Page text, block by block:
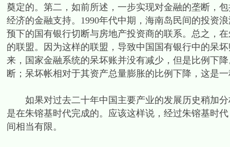
奠定的。第二，如前所述，一步实现对金融的垄断，
经济的金融支持。1990年代中期，海南岛民间的投资
预下的国有银行切断与房地产投资商的联系。总之，
的联盟。因为这样的联盟，导致中国国有银行中的呆
来，国家金融系统的呆坏账并没有减少，但是比例下
断；呆坏帐相对于其资产总量膨胀的比例下降，这是
如果对过去二十年中国主要产业的发展历史稍加分
是在朱镕基时代完成的。应该这样说，经过朱镕基时
间相当有限。